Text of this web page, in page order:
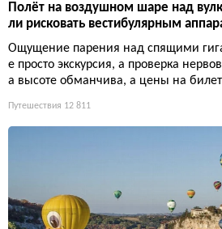
Полёт на воздушном шаре над
ли рисковать вестибулярным
Ощущение парения над спящими
е просто экскурсия, а проверка
а высоте обманчива, а цены на
Путешествия 12 811